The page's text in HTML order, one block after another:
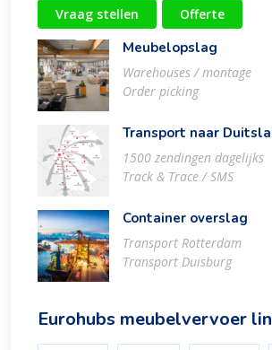
Vraag stellen Offerte
Meubelopslag
Warehouses / montage
Order picking
Transport naar
1500 zendingen dagelijks
Track & Trace / SMS
Container overslag
Transport Rotterdam
Transport Duisburg
Eurohubs meubelvervoer